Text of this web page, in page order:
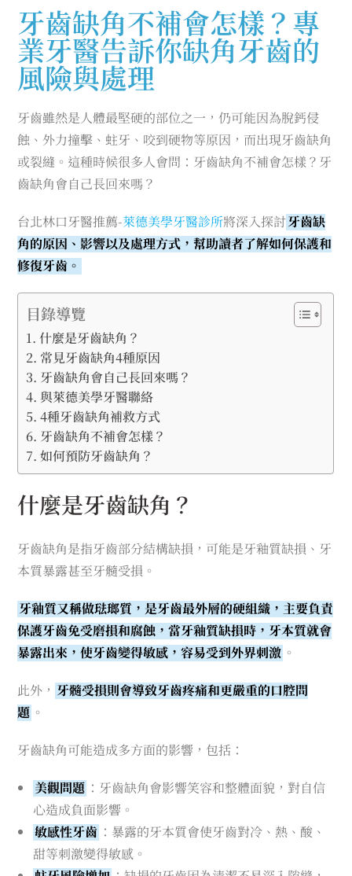
牙齒缺角不補會怎樣？專
業牙醫告訴你缺角牙齒的
風險與處理
牙齒雖然是人體最堅硬的部位之一，仍可能因為脫鈣侵
蝕、外力撞擊、蛀牙、咬到硬物等原因，而出現牙齒缺角
或裂縫。這種時候很多人會問：牙齒缺角不補會怎樣？牙
齒缺角會自己長回來嗎？
台北林口牙醫推薦-萊德美學牙醫診所將深入探討牙齒缺
角的原因、影響以及處理方式，幫助讀者了解如何保護和
修復牙齒。
目錄導覽
什麼是牙齒缺角？
常見牙齒缺角4種原因
牙齒缺角會自己長回來嗎？
與萊德美學牙醫聯絡
4種牙齒缺角補救方式
牙齒缺角不補會怎樣？
如何預防牙齒缺角？
什麼是牙齒缺角？
牙齒缺角是指牙齒部分結構缺損，可能是牙釉質缺損、牙
本質暴露甚至牙髓受損。
牙釉質又稱做琺瑯質，是牙齒最外層的硬組織，主要負責
保護牙齒免受磨損和腐蝕，當牙釉質缺損時，牙本質就會
暴露出來，使牙齒變得敏感，容易受到外界刺激 。
此外， 牙髓受損則會導致牙齒疼痛和更嚴重的口腔問
題 。
牙齒缺角可能造成多方面的影響，包括：
美觀問題 ：牙齒缺角會影響笑容和整體面貌，對自信
心造成負面影響。
敏感性牙齒 ：暴露的牙本質會使牙齒對冷、熱、酸、
甜等刺激變得敏感。